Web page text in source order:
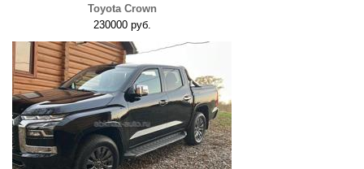
Toyota Crown
230000 руб.